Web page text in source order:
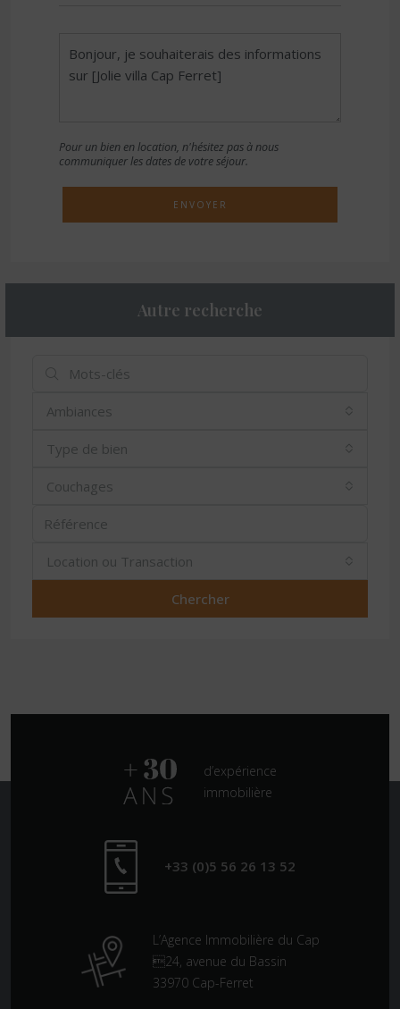
Pour un bien en location, n'hésitez pas à nous
communiquer les dates de votre séjour.
ENVOYER
Autre recherche
Ambiances
Type de bien
Couchages
Location ou Transaction
Chercher
d’expérience
immobilière
+33 (0)5 56 26 13 52
L’Agence Immobilière du Cap
24, avenue du Bassin
33970 Cap-Ferret